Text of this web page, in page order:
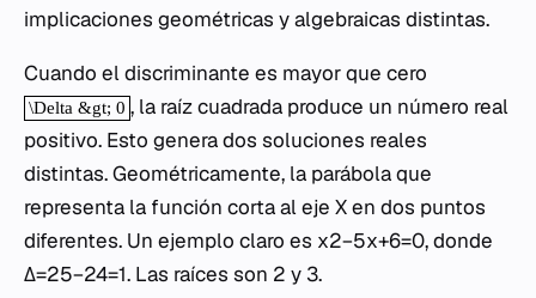
implicaciones geométricas y algebraicas distintas.
Cuando el discriminante es mayor que cero
, la raíz cuadrada produce un número real
positivo. Esto genera dos soluciones reales
distintas. Geométricamente, la parábola que
representa la función corta al eje X en dos puntos
diferentes. Un ejemplo claro es x2−5x+6=0, donde
Δ=25−24=1. Las raíces son 2 y 3.